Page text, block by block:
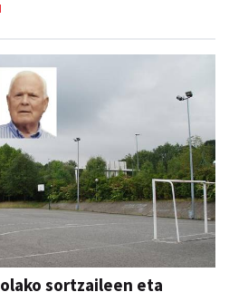
sortzaileen eta